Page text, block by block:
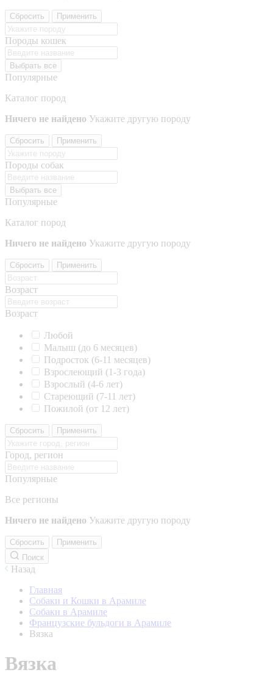
Сбросить Применить
Породы кошек
Выбрать все
Популярные
Каталог пород
Ничего не найдено Укажите другую породу
Сбросить Применить
Породы собак
Выбрать все
Популярные
Каталог пород
Ничего не найдено Укажите другую породу
Сбросить Применить
Возраст
Возраст
Любой
Малыш (до 6 месяцев)
Подросток (6-11 месяцев)
Взрослеющий (1-3 года)
Взрослый (4-6 лет)
Стареющий (7-11 лет)
Пожилой (от 12 лет)
Сбросить Применить
Город, регион
Популярные
Все регионы
Ничего не найдено Укажите другую породу
Сбросить
Применить
Поиск
Назад
Главная
Собаки и Кошки в Арамиле
Собаки в Арамиле
Французские бульдоги в Арамиле
Вязка
Вязка